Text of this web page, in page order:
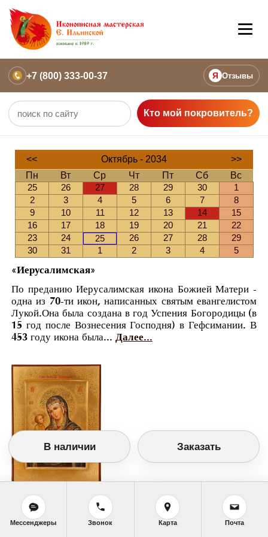
+7 (800) 333-00-37 Я Отзывы
Кто мой покровитель?
<< Октябрь - 2034
>>
Пн
Вт Ср Чт Пт Сб
Вс
25
26 27 28 29 30
1
2
3 4 5 6 7
8
9
10 11 12 13 14
15
16
17 18 19 20 21
22
23
24 25 26 27 28
29
30
31 1 2 3 4 5
«Иерусалимская»
По преданию Иерусалимская икона Божией Матери -
одна из 70-ти икон, написанных святым евангелистом
Лукой.Она была создана в год Успения Богородицы (в
15 год после Вознесения Господня) в Гефсимании. В
453 году икона была... Далее...
Православный календарь
<< Среда, 25 Октября (12 Октября по старому
стилю)
>>
В наличии Заказать
Мессенджеры Звонок Карта Почта